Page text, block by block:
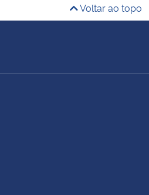
Voltar ao topo